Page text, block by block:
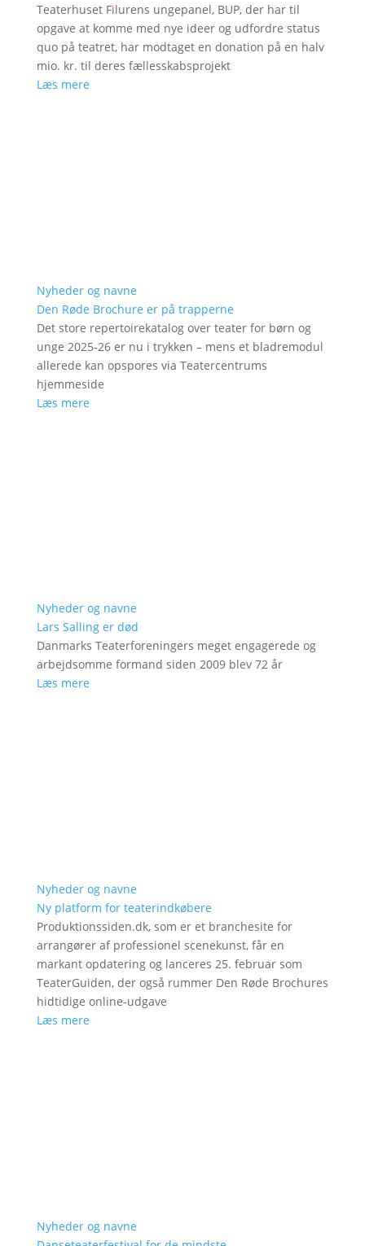
Teaterhuset Filurens ungepanel, BUP, der har til
opgave at komme med nye ideer og udfordre status
quo på teatret, har modtaget en donation på en halv
mio. kr. til deres fællesskabsprojekt
Læs mere
Nyheder og navne
Den Røde Brochure er på trapperne
Det store repertoirekatalog over teater for børn og
unge 2025-26 er nu i trykken – mens et bladremodul
allerede kan opspores via Teatercentrums
hjemmeside
Læs mere
Nyheder og navne
Lars Salling er død
Danmarks Teaterforeningers meget engagerede og
arbejdsomme formand siden 2009 blev 72 år
Læs mere
Nyheder og navne
Ny platform for teaterindkøbere
Produktionssiden.dk, som er et branchesite for
arrangører af professionel scenekunst, får en
markant opdatering og lanceres 25. februar som
TeaterGuiden, der også rummer Den Røde Brochures
hidtidige online-udgave
Læs mere
Nyheder og navne